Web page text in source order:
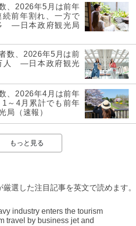
、2026年5月は前年
前年割れ、一方で
―日本政府観光局
数、2026年5月は前
人 ―日本政府観光
、2026年4月は前年
～4月累計でも前年
（速報）
もっと見る
厳選した注目記事を英文で読めます。
industry enters the tourism
travel by business jet and